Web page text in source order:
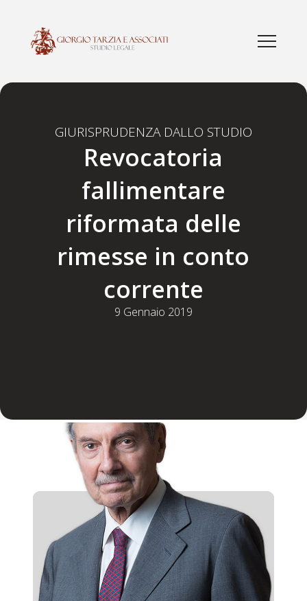
GIURISPRUDENZA DALLO STUDIO
Revocatoria
fallimentare
riformata delle
rimesse in conto
corrente
9 Gennaio 2019